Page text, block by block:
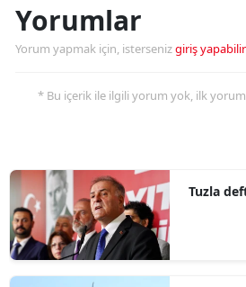
Yorumlar
Yorum yapmak için, istersenizgiriş yapabilir
* Bu içerik ile ilgili yorum yok, ilk
Tuzla